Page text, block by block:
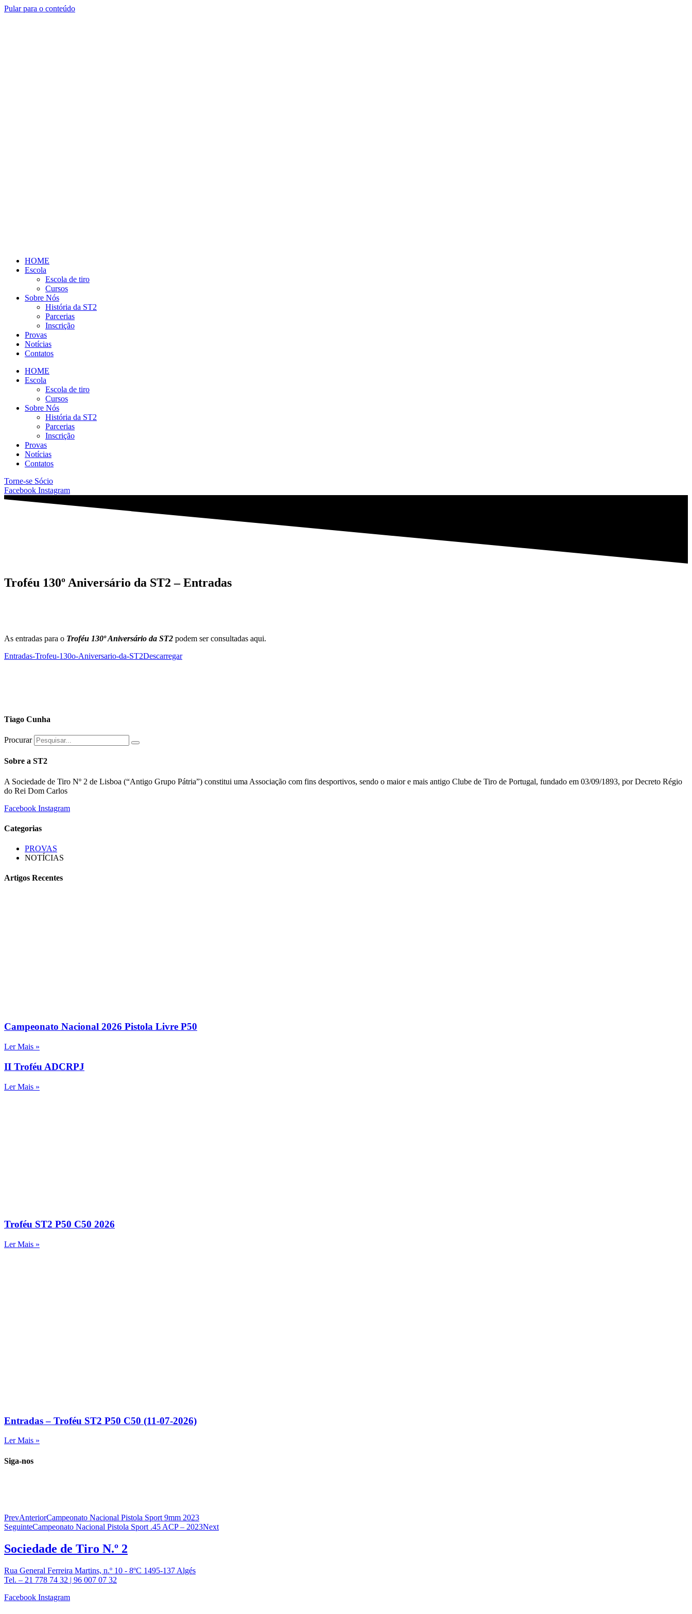
Pular para o conteúdo
HOME
Escola
Escola de tiro
Cursos
Sobre Nós
História da ST2
Parcerias
Inscrição
Provas
Notícias
Contatos
HOME
Escola
Escola de tiro
Cursos
Sobre Nós
História da ST2
Parcerias
Inscrição
Provas
Notícias
Contatos
Torne-se Sócio
Facebook Instagram
Troféu 130º Aniversário da ST2 – Entradas
As entradas para o Troféu 130º Aniversário da ST2 podem ser consultadas aqui.
Entradas-Trofeu-130o-Aniversario-da-ST2Descarregar
Tiago Cunha
Procurar
Sobre a ST2
A Sociedade de Tiro Nº 2 de Lisboa (“Antigo Grupo Pátria”) constitui uma Associação com fins desportivos, sendo o maior e mais antigo Clube de Tiro de Portugal, fundado em 03/09/1893, por Decreto Régio
do Rei Dom Carlos
Facebook Instagram
Categorias
PROVAS
NOTÍCIAS
Artigos Recentes
Campeonato Nacional 2026 Pistola Livre P50
Ler Mais »
II Troféu ADCRPJ
Ler Mais »
Troféu ST2 P50 C50 2026
Ler Mais »
Entradas – Troféu ST2 P50 C50 (11-07-2026)
Ler Mais »
Siga-nos
PrevAnteriorCampeonato Nacional Pistola Sport 9mm 2023
SeguinteCampeonato Nacional Pistola Sport .45 ACP – 2023Next
Sociedade de Tiro N.º 2
Rua General Ferreira Martins, n.º 10 - 8ºC 1495-137 Algés
Tel. – 21 778 74 32 | 96 007 07 32
Facebook Instagram